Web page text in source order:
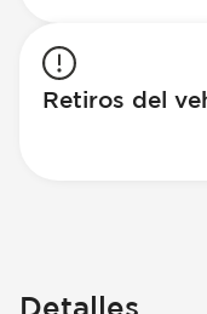
Retiros del
Detalles